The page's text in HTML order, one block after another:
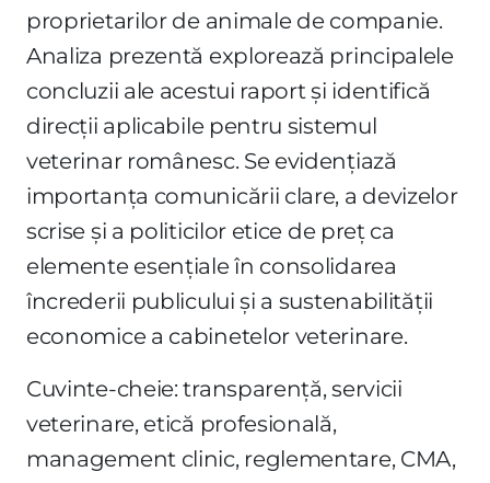
proprietarilor de animale de companie.
Analiza prezentă explorează principalele
concluzii ale acestui raport și identifică
direcții aplicabile pentru sistemul
veterinar românesc. Se evidențiază
importanța comunicării clare, a devizelor
scrise și a politicilor etice de preț ca
elemente esențiale în consolidarea
încrederii publicului și a sustenabilității
economice a cabinetelor veterinare.
Cuvinte-cheie: transparență, servicii
veterinare, etică profesională,
management clinic, reglementare, CMA,